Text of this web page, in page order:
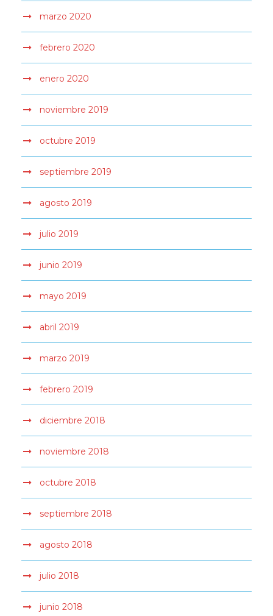
marzo 2020
febrero 2020
enero 2020
noviembre 2019
octubre 2019
septiembre 2019
agosto 2019
julio 2019
junio 2019
mayo 2019
abril 2019
marzo 2019
febrero 2019
diciembre 2018
noviembre 2018
octubre 2018
septiembre 2018
agosto 2018
julio 2018
junio 2018